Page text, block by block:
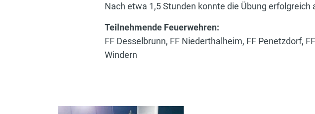
Nach etwa 1,5 Stunden konnte die Übung erfolgreich
Teilnehmende Feuerwehren:
FF Desselbrunn, FF Niederthalheim, FF Penetzdorf,
Windern